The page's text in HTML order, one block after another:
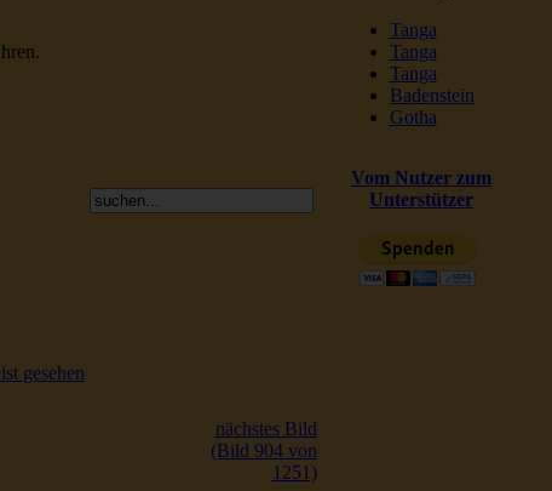
gesehen
nächstes Bild
(Bild 904 von
1251)
Tanga
Tanga
Tanga
Badenstein
Gotha
Vom Nutzer zum
Unterstützer